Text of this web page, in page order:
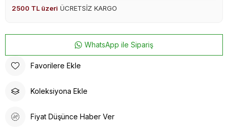
2500 TL üzeri ÜCRETSİZ KARGO
WhatsApp ile Sipariş
Favorilere Ekle
Koleksiyona Ekle
Fiyat Düşünce Haber Ver